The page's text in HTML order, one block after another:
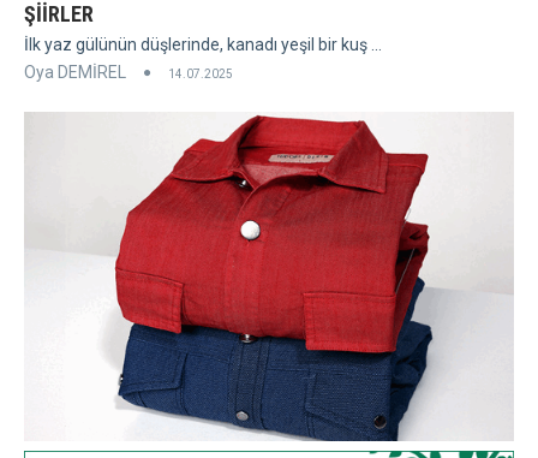
ŞİİRLER
İlk yaz gülünün düşlerinde, kanadı yeşil bir kuş ...
Oya DEMİREL
14.07.2025